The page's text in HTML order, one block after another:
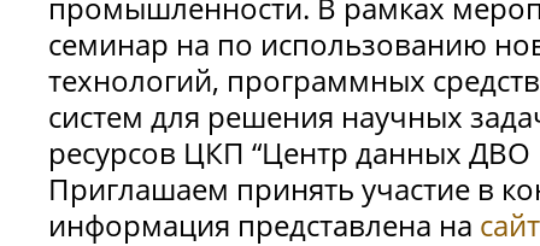
промышленности. В рамках
семинар на по использованию
технологий, программных
систем для решения научных
ресурсов ЦКП “Центр данных ДВО
Приглашаем принять участие в
информация представлена на